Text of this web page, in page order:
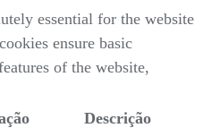
essential for the website
ensure basic
of the website,
Descrição